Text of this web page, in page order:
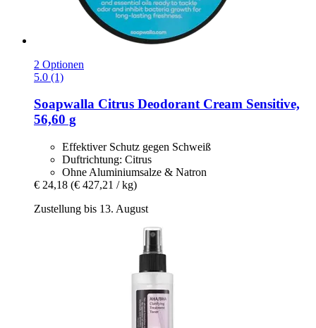
2 Optionen
5.0 (1)
Soapwalla Citrus Deodorant Cream Sensitive,
56,60 g
Effektiver Schutz gegen Schweiß
Duftrichtung: Citrus
Ohne Aluminiumsalze & Natron
€ 24,18 (€ 427,21 / kg)
Zustellung bis 13. August